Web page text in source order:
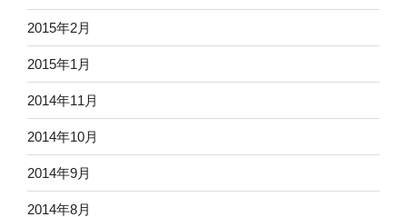
2015年2月
2015年1月
2014年11月
2014年10月
2014年9月
2014年8月